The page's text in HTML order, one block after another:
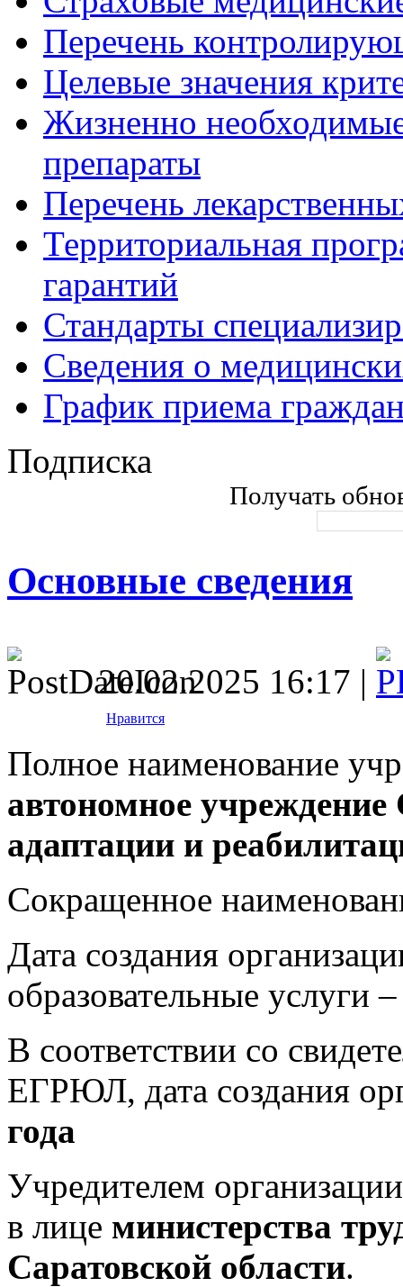
Перечень
Целевые значения
Жизненно
препараты
Перечень
Территориальная
гарантий
Стандарты
Сведения о
График приема
Подписка
Получать
Основные сведения
20.02.2025 16:17 |
Нравится
Полное наименование
автономное
адаптации и
Сокращенное
Дата создания
образовательные услуги
В соответствии со
ЕГРЮЛ, дата создания
года
Учредителем
в лице министерства
Саратовской области.